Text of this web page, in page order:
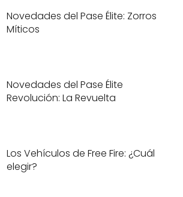
Novedades del Pase Élite: Zorros
Míticos
Novedades del Pase Élite
Revolución: La Revuelta
Los Vehículos de Free Fire: ¿Cuál
elegir?